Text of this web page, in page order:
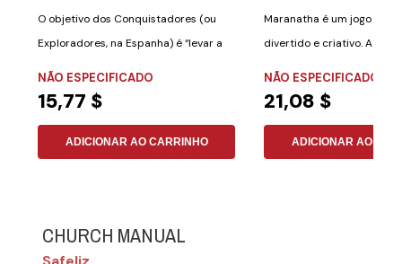
O objetivo dos Conquistadores (ou
Exploradores, na Espanha) é “levar a
NÃO ESPECIFICADO
15,77 $
ADICIONAR AO CARRINHO
Maranatha é um jogo de
divertido e criativo. A
NÃO ESPECIFICADO
21,08 $
ADICIONAR AO
CHURCH MANUAL